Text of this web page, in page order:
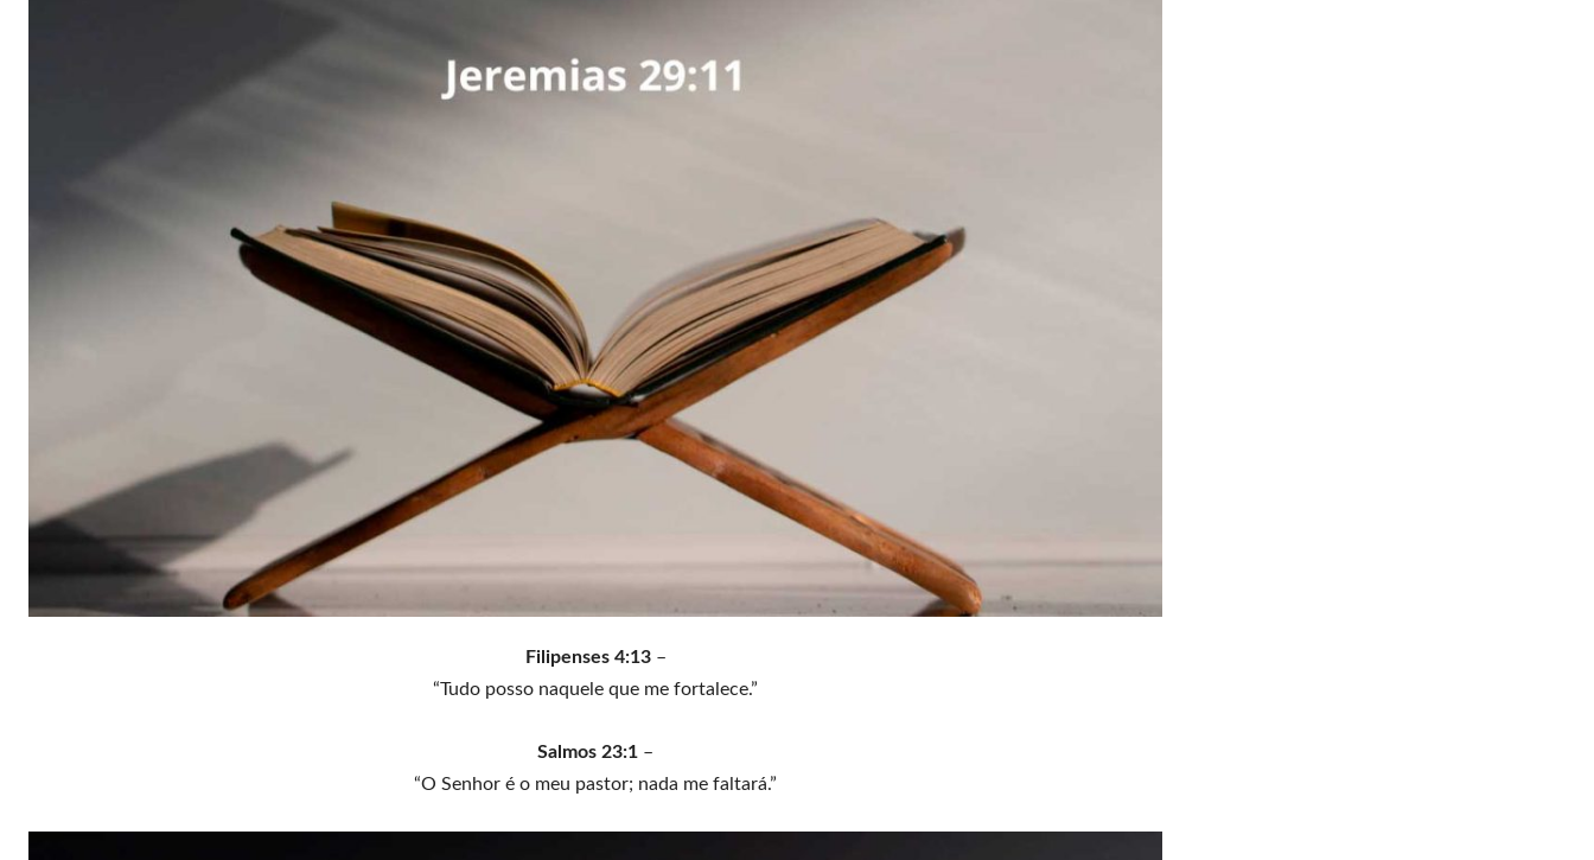
Filipenses 4:13–
“Tudo posso naquele que me fortalece.”
Salmos 23:1 –
“O Senhor é o meu pastor; nada me faltará.”